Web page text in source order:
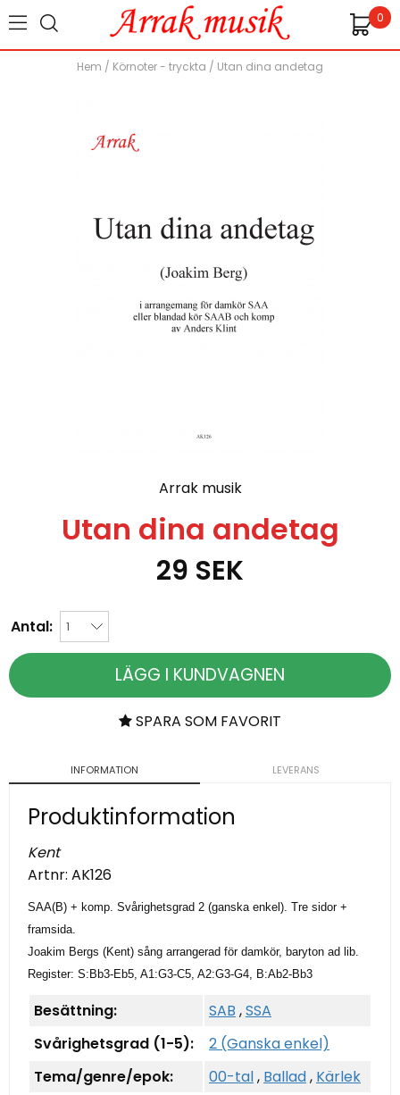
0
Hem / Körnoter - tryckta / Utan dina andetag
Arrak musik
Utan dina andetag
29 SEK
Antal:
LÄGG I KUNDVAGNEN
SPARA SOM FAVORIT
INFORMATION LEVERANS
Produktinformation
Kent
Artnr: AK126
SAA(B) + komp. Svårighetsgrad 2 (ganska enkel). Tre sidor +
framsida.
Joakim Bergs (Kent) sång arrangerad för damkör, baryton ad lib.
Register: S:Bb3-Eb5, A1:G3-C5, A2:G3-G4, B:Ab2-Bb3
Besättning: SAB ,SSA
Svårighetsgrad (1-5):
2 (Ganska enkel)
Tema/genre/epok:
00-tal, Ballad, Kärlek